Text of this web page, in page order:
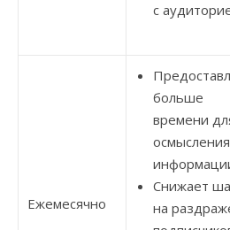
с
Ежемесячно
больше
времени
осмысления
Снижает
на